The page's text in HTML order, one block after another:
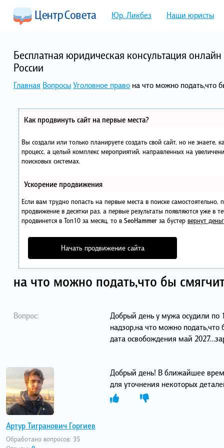
Юр. Ликбез Наши юристы
Бесплатная юридическая консультация
России
Главная ВопросыУголовное право на что можно подать,что
Как продвинуть сайт на первые места?
Вы создали или только планируете создать свой сайт, но не знаете,
процесс, а целый комплекс мероприятий, направленных на
поисковых системах.
Ускорение продвижения
Если вам трудно попасть на первые места в поиске самостоятельно,
продвижение в десятки раз, а первые результаты появляются уже в
продвинется в Топ10 за месяц, то в SeoHammer за бустер вернут
Начать продвижение сайта
на что можно подать,что бы
Вопрос:
Добрый день у мужа осудили по
надзор,на что можно
дата освобождения май
Артур Тигранович Горгиев
Обработано вопросов: 35
Добрый день! В ближайшее
для уточнения некоторых